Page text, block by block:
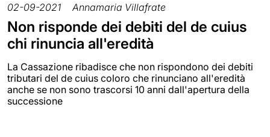
02-09-2021 Annamaria Villafrate
Non risponde dei debiti del de cuius
chi rinuncia all'eredità
La Cassazione ribadisce che non rispondono dei debiti
tributari del de cuius coloro che rinunciano all'eredità
anche se non sono trascorsi 10 anni dall'apertura della
successione